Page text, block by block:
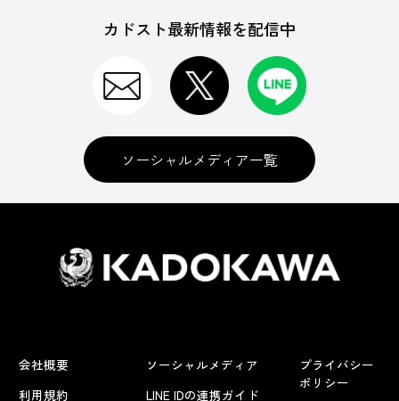
カドスト最新情報を配信中
ソーシャルメディア一覧
会社概要
利用規約
ソーシャルメディア
LINE IDの連携ガイド
プライバシー
ポリシー